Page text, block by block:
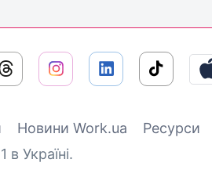
Новини Work.ua Ресурси
Україні.